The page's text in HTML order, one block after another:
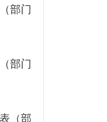
部门
部门
（部